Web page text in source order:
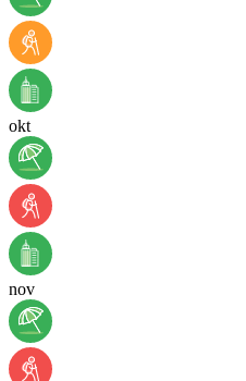
okt
nov